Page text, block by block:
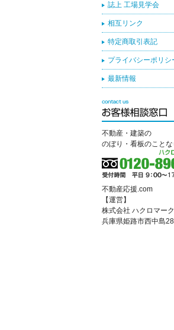
誌上 工場見学会
相互リンク
特定商取引表記
プライバシーポリシ
最新情報
不動産・建築の
のぼり・看板のことな
不動産応援.com
【運営】
株式会社 ハクロマー
兵庫県姫路市西中島